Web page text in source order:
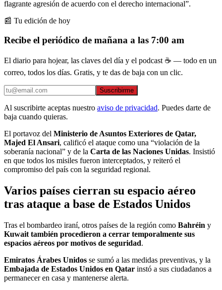
flagrante agresión de acuerdo con el derecho internacional”.
📰 Tu edición de hoy
Recibe el periódico de mañana a las 7:00 am
El diario para hojear, las claves del día y el podcast ☕ — todo en un
correo, todos los días. Gratis, y te das de baja con un clic.
Suscribirme
Al suscribirte aceptas nuestro aviso de privacidad. Puedes darte de
baja cuando quieras.
El portavoz del Ministerio de Asuntos Exteriores de Qatar,
Majed El Ansari, calificó el ataque como una “violación de la
soberanía nacional” y de la Carta de las Naciones Unidas. Insistió
en que todos los misiles fueron interceptados, y reiteró el
compromiso del país con la seguridad regional.
Varios países cierran su espacio aéreo
tras ataque a base de Estados Unidos
Tras el bombardeo iraní, otros países de la región como Bahréin y
Kuwait también procedieron a cerrar temporalmente sus
espacios aéreos por motivos de seguridad.
Emiratos Árabes Unidos se sumó a las medidas preventivas, y la
Embajada de Estados Unidos en Qatar instó a sus ciudadanos a
permanecer en casa y mantenerse alerta.